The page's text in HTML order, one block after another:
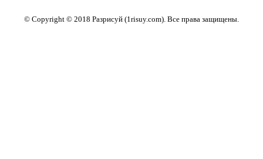
© Copyright © 2018 Разрисуй (1risuy.com). Все права защищены.